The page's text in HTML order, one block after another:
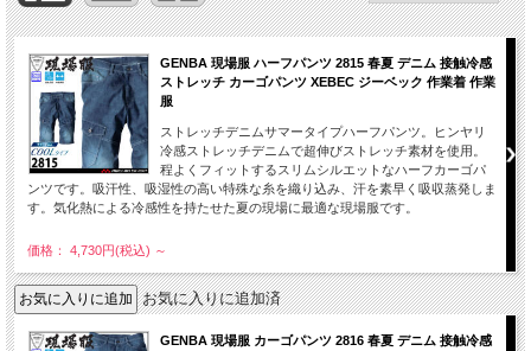
GENBA 現場服 ハーフパンツ 2815 春夏 デニム 接触冷感
ストレッチ カーゴパンツ XEBEC ジーベック 作業着 作業
服
ストレッチデニムサマータイプハーフパンツ。ヒンヤリ
冷感ストレッチデニムで超伸びストレッチ素材を使用。
程よくフィットするスリムシルエットなハーフカーゴパ
ンツです。吸汗性、吸湿性の高い特殊な糸を織り込み、汗を素早く吸収蒸発しま
す。気化熱による冷感性を持たせた夏の現場に最適な現場服です。
価格： 4,730円(税込) ～
お気に入りに追加済
GENBA 現場服 カーゴパンツ 2816 春夏 デニム 接触冷感